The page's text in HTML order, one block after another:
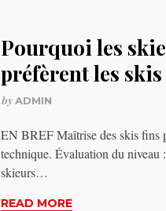
Pourquoi les
préfèrent les
byADMIN
EN BREF Maîtrise des skis fins
technique. Évaluation du niveau
skieurs…
READ MORE